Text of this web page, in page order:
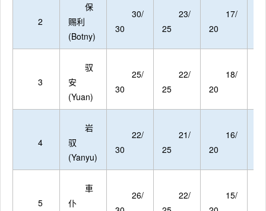
2
保
赐利
(Botny)
30/
30
23/
25
17/
20
3
驭
安
(Yuan)
25/
30
22/
25
18/
20
4
岩
驭
(Yanyu)
22/
30
21/
25
16/
20
5
車
仆
26/
22/
15/